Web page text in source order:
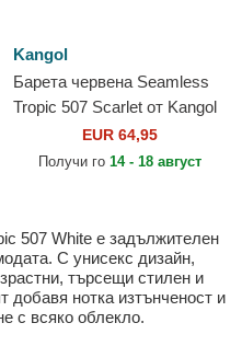
Kangol
Барета червена Seamless
Tropic 507 Scarlet от Kangol
EUR 64,95
Получи го 14 - 18 август
507 White е задължителен
С унисекс дизайн,
търсещи стилен и
добавя нотка изтънченост и
с всяко облекло.